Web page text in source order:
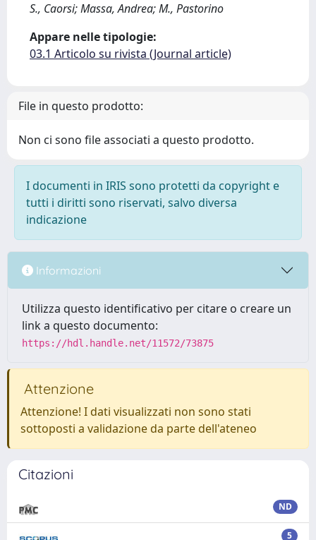
S., Caorsi; Massa, Andrea; M., Pastorino
Appare nelle tipologie:
03.1 Articolo su rivista (Journal article)
File in questo prodotto:
Non ci sono file associati a questo prodotto.
I documenti in IRIS sono protetti da copyright e
tutti i diritti sono riservati, salvo diversa
indicazione
Informazioni
Utilizza questo identificativo per citare o creare un
link a questo documento:
https://hdl.handle.net/11572/73875
Attenzione
Attenzione! I dati visualizzati non sono stati
sottoposti a validazione da parte dell'ateneo
Citazioni
ND
5